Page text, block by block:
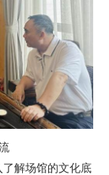
解场馆的文化底